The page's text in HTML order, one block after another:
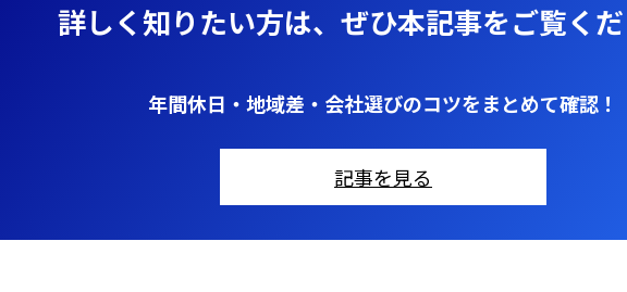
詳しく知りたい方は、ぜひ本記事をご覧く
年間休日・地域差・会社選びのコツをまとめて確認！
記事を見る